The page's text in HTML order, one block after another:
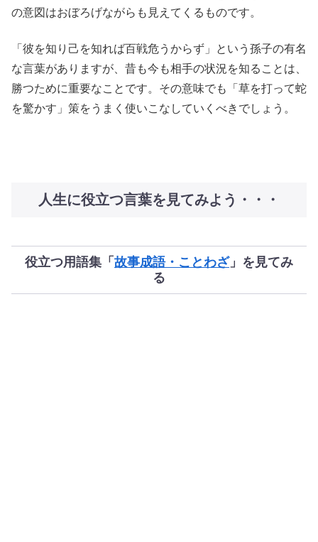
の意図はおぼろげながらも見えてくるものです。
「彼を知り己を知れば百戦危うからず」という孫子の有名
な言葉がありますが、昔も今も相手の状況を知ることは、
勝つために重要なことです。その意味でも「草を打って蛇
を驚かす」策をうまく使いこなしていくべきでしょう。
人生に役立つ言葉を見てみよう・・・
役立つ用語集「 故事成語・ことわざ」を見てみ
る